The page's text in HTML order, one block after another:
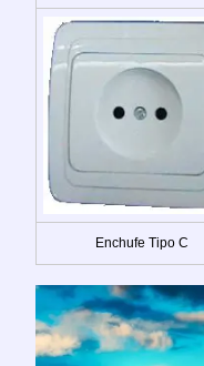
Enchufe Tipo C